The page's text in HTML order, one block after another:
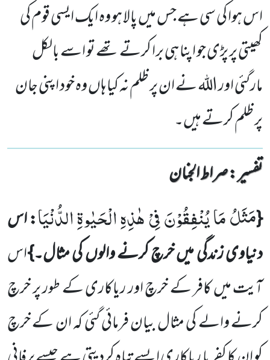
اس ہوا کی سی ہے جس میں پالا ہو وہ ایک ایسی قوم کی
کھیتی پر پڑی جو اپنا ہی برا کرتے تھے تو اسے بالکل
مارگئی اور اللہ نے ان پر ظلم نہ کیا ہاں وہ خود اپنی جان
پر ظلم کرتے ہیں۔
تفسیر : ‎صراط الجنان
{مَثَلُ مَا یُنْفِقُوْنَ فِیْ هٰذِهِ الْحَیٰوةِ الدُّنْیَا: اس
دنیاوی زندگی میں خرچ کرنے والوں کی مثال۔}اس
آیت میں کافر کے خرچ اور ریاکاری کے طور پر خرچ
کرنے والے کی مثال بیان فرمائی گئی کہ ان کے خرچ